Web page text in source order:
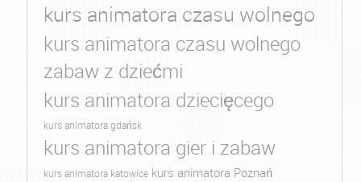
kurs animatora czasu wolnego
kurs animatora czasu wolnego
zabaw z dziećmi
kurs animatora dziecięcego
kurs animatora gdańsk
kurs animatora gier i zabaw
kurs animatora katowice kurs animatora Poznań